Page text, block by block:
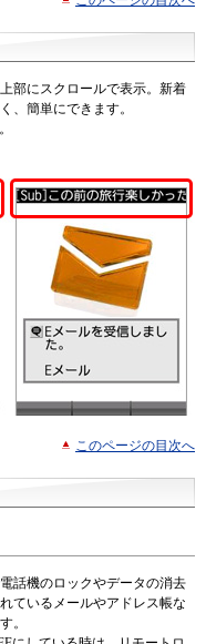
部にスクロールで表示。新着
、簡単にできます。
このページの目次へ
話機のロックやデータの消去
ているメールやアドレス帳な
。